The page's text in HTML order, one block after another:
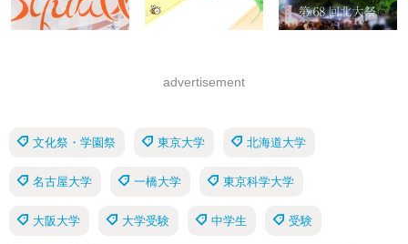
advertisement
文化祭・学園祭 東京大学 北海道大学
名古屋大学 一橋大学 東京科学大学
大阪大学 大学受験 中学生 受験